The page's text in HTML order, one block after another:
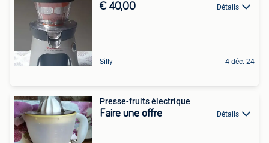
€ 40,00 Détails
Silly 4 déc. 24
Presse-fruits électrique
Faire une offre Détails